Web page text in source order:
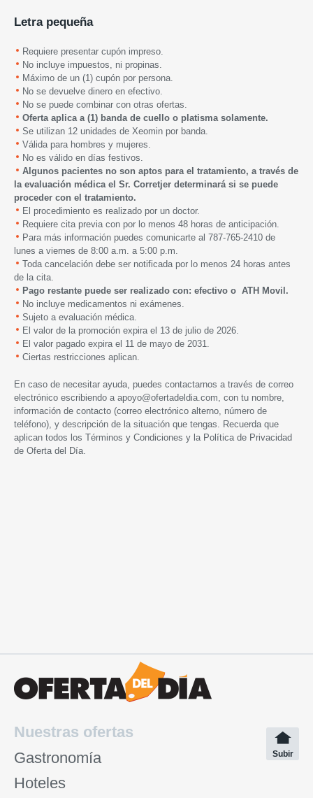
Letra pequeña
Requiere presentar cupón impreso.
No incluye impuestos, ni propinas.
Máximo de un (1) cupón por persona.
No se devuelve dinero en efectivo.
No se puede combinar con otras ofertas.
Oferta aplica a (1) banda de cuello o platisma solamente.
Se utilizan 12 unidades de Xeomin por banda.
Válida para hombres y mujeres.
No es válido en días festivos.
Algunos pacientes no son aptos para el tratamiento, a través de
la evaluación médica el Sr. Corretjer determinará si se puede
proceder con el tratamiento.
El procedimiento es realizado por un doctor.
Requiere cita previa con por lo menos 48 horas de anticipación.
Para más información puedes comunicarte al 787-765-2410 de
lunes a viernes de 8:00 a.m. a 5:00 p.m.
Toda cancelación debe ser notificada por lo menos 24 horas antes
de la cita.
Pago restante puede ser realizado con: efectivo o ATH Movil.
No incluye medicamentos ni exámenes.
Sujeto a evaluación médica.
El valor de la promoción expira el 13 de julio de 2026.
El valor pagado expira el 11 de mayo de 2031.
Ciertas restricciones aplican.
En caso de necesitar ayuda, puedes contactarnos a través de correo
electrónico escribiendo a apoyo@ofertadeldia.com , con tu nombre,
información de contacto (correo electrónico alterno, número de
teléfono), y descripción de la situación que tengas. Recuerda que
aplican todos los Términos y Condiciones y la Política de Privacidad
de Oferta del Día.
Nuestras ofertas
Gastronomía
Hoteles
Subir